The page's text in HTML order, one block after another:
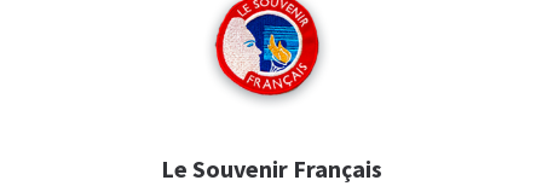
Le Souvenir Français